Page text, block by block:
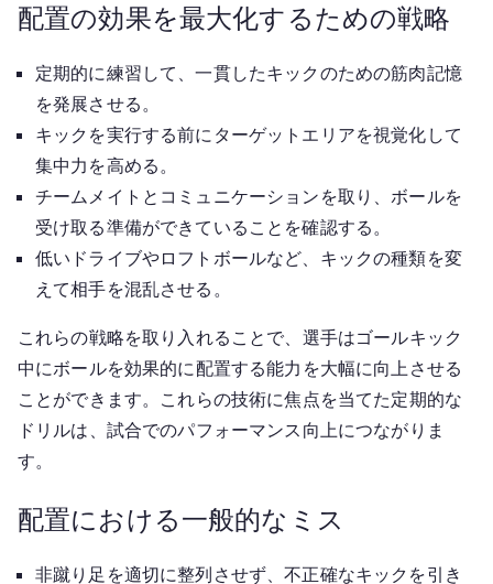
配置の効果を最大化するための戦略
定期的に練習して、一貫したキックのための筋肉記憶
を発展させる。
キックを実行する前にターゲットエリアを視覚化して
集中力を高める。
チームメイトとコミュニケーションを取り、ボールを
受け取る準備ができていることを確認する。
低いドライブやロフトボールなど、キックの種類を変
えて相手を混乱させる。
これらの戦略を取り入れることで、選手はゴールキック
中にボールを効果的に配置する能力を大幅に向上させる
ことができます。これらの技術に焦点を当てた定期的な
ドリルは、試合でのパフォーマンス向上につながりま
す。
配置における一般的なミス
非蹴り足を適切に整列させず、不正確なキックを引き